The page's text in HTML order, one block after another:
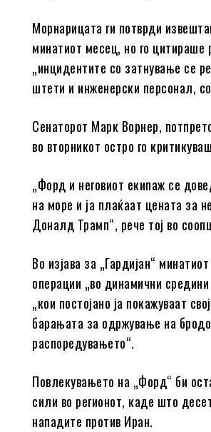
Морнарицата ги потврди
минатиот месец, но го цитираше
„инцидентите со затнување се
штети и инженерски персонал,
Сенаторот Марк Ворнер,
во вторникот остро го
„Форд и неговиот екипаж се
на море и ја плаќаат цената за
Доналд Трамп“, рече тој во
Во изјава за „Гардијан“
операции „во динамични
„кои постојано ја покажуваат
барањата за одржување на
распоредувањето“.
Повлекувањето на „Форд“ би
сили во регионот, каде што
нападите против Иран.